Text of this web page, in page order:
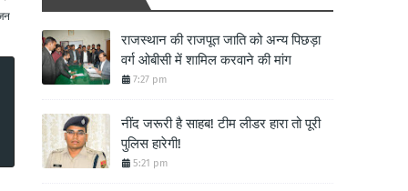
राजस्थान की राजपूत जाति को अन्य पिछड़ा
वर्ग ओबीसी में शामिल करवाने की मांग
7:27 pm
नींद जरूरी है साहब! टीम लीडर हारा तो पूरी
पुलिस हारेगी!
5:21 pm